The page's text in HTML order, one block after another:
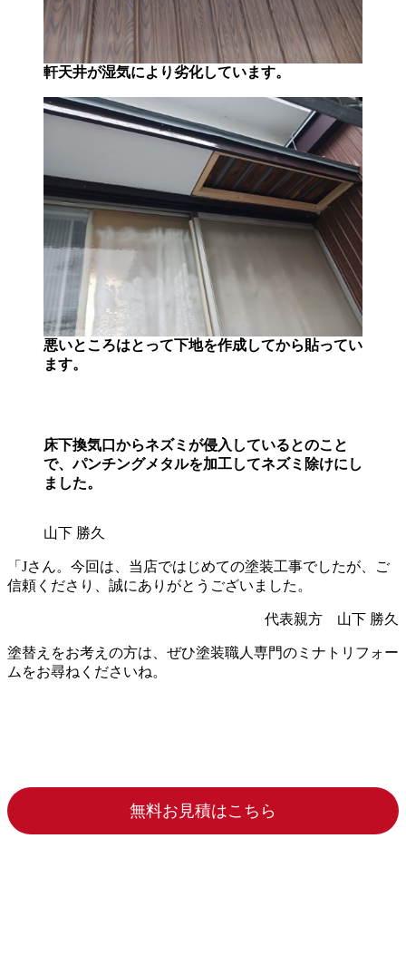
軒天井が湿気により劣化しています。
悪いところはとって下地を作成してから貼ってい
ます。
床下換気口からネズミが侵入しているとのこと
で、パンチングメタルを加工してネズミ除けにし
ました。
山下 勝久
「Jさん。今回は、当店ではじめての塗装工事でしたが、ご
信頼くださり、誠にありがとうございました。
代表親方 山下 勝久
塗替えをお考えの方は、ぜひ塗装職人専門のミナトリフォー
ムをお尋ねくださいね。
無料お見積はこちら